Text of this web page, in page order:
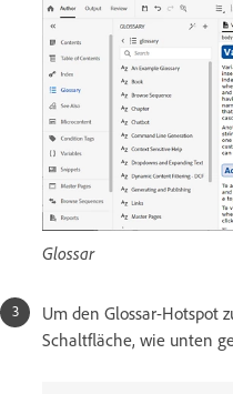
Glossar
Um den Glossar-Hotspot
Schaltfläche, wie unten